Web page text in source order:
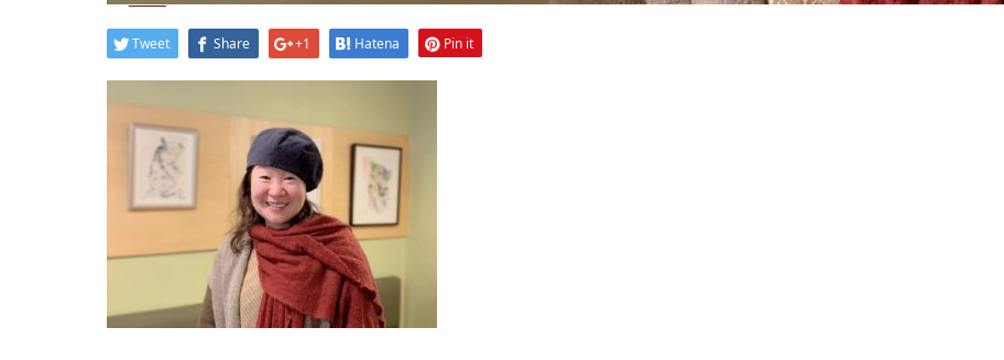
Tweet Share +1 Hatena Pin it